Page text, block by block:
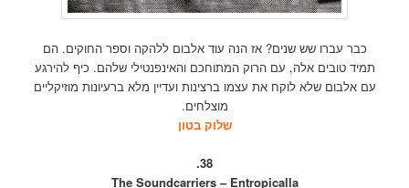
כבר עברו שש שנים? אז הנה עוד אלבום ללהקה וספר החוקים. הם
תמיד טובים אלה, עם הרוק המתוחכם והאינפנטילי שלהם. כיף להירגע
עם אלבום שלא לוקח את עצמו ברצינות ועדיין מלא ברעיונות מוזיקליים
מוצלחים.
שלוק בטון
38.
The Soundcarriers – Entropicalla